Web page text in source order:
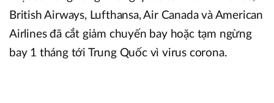
British Airways, Lufthansa, Air Canada và American
Airlines đã cắt giảm chuyến bay hoặc tạm ngừng
bay 1 tháng tới Trung Quốc vì virus corona.